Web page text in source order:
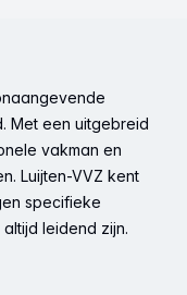
Met een uitgebreid
vakman en
Luijten-VVZ kent
specifieke
leidend zijn.